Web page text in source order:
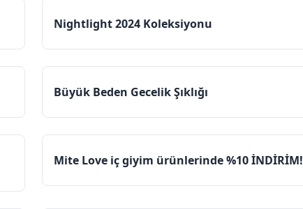
Nightlight 2024 Koleksiyonu
Büyük Beden Gecelik Şıklığı
Mite Love iç giyim ürünlerinde %10 İNDİRİM!